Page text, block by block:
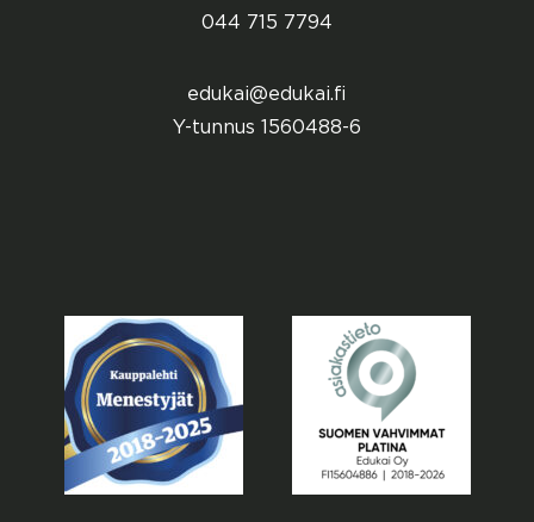
044 715 7794
edukai@edukai.fi
Y-tunnus 1560488-6